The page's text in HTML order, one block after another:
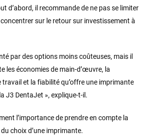
d’abord, il recommande de ne pas se limiter
sur le retour sur investissement à
par des options moins coûteuses, mais il
les économies de main-d’œuvre, la
et la fiabilité qu’offre une imprimante
J3 DentaJet », explique-t-il.
l’importance de prendre en compte la
choix d’une imprimante.